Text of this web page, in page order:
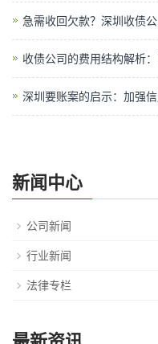
急需收回欠款？深圳收债
收债公司的费用结构解析
深圳要账案的启示：加强
新闻中心
公司新闻
行业新闻
法律专栏